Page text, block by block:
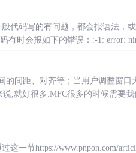
代码写的有问题，都会报语法，
有时会报如下的错误：:-1: error:
间距、对齐等；当用户调整窗口
,就好很多.MFC很多的时候需要
这一节https://www.pnpon.com/